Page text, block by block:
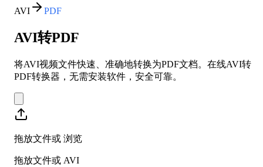
AVI PDF
AVI转PDF
将AVI视频文件快速、准确地转换为PDF文档。在线AVI转
PDF转换器，无需安装软件，安全可靠。
拖放文件或 浏览
拖放文件或 AVI